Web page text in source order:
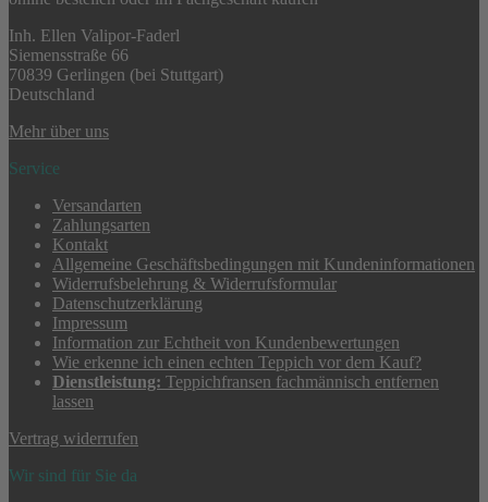
Inh. Ellen Valipor-Faderl
Siemensstraße 66
70839 Gerlingen (bei Stuttgart)
Deutschland
Mehr über uns
Service
Versandarten
Zahlungsarten
Kontakt
Allgemeine Geschäftsbedingungen mit Kundeninformationen
Widerrufsbelehrung & Widerrufsformular
Datenschutzerklärung
Impressum
Information zur Echtheit von Kundenbewertungen
Wie erkenne ich einen echten Teppich vor dem Kauf?
Dienstleistung: Teppichfransen fachmännisch entfernen
lassen
Vertrag widerrufen
Wir sind für Sie da